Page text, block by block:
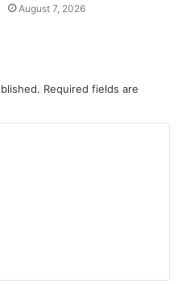
August 7, 2026
Required fields are